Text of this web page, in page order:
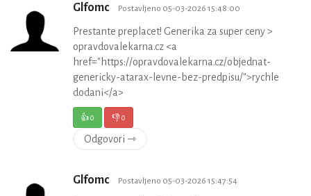
Glfomc Postavljeno 05-03-2026 15:48:00
Prestante preplacet! Generika za super ceny >
opravdovalekarna.cz <a
href="https://opravdovalekarna.cz/objednat-
genericky-atarax-levne-bez-predpisu/">rychle
dodani</a>
👍0 👎0
Odgovori ⇾
Glfomc Postavljeno 05-03-2026 15:47:54